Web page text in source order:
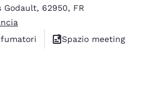
Godault, 62950, FR
fumatori
Spazio meeting
39 avaliações